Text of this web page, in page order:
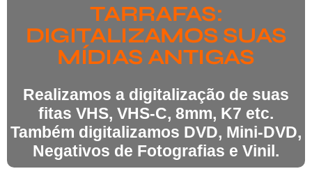
TARRAFAS:
DIGITALIZAMOS SUAS
MÍDIAS ANTIGAS
Realizamos a digitalização de suas
fitas VHS, VHS-C, 8mm, K7 etc.
Também digitalizamos DVD, Mini-DVD,
Negativos de Fotografias e Vinil.